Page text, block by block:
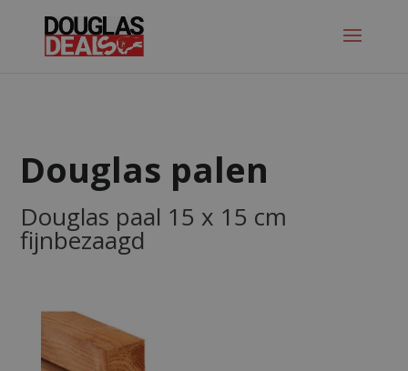
Douglas palen
Douglas paal 15 x 15 cm
fijnbezaagd